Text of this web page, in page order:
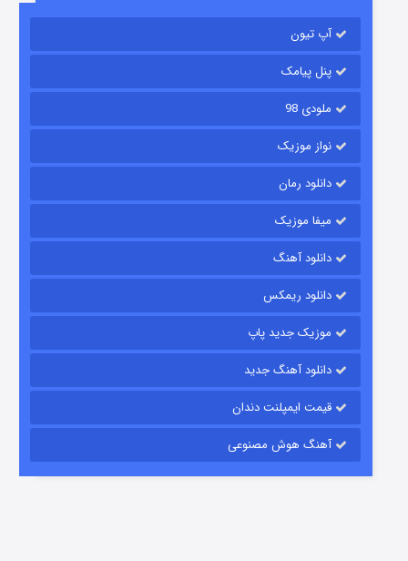
باب اسفنجی فصل ۱۷
قسمت6 (زیرنویس) منتشر شد
قسمت15 (دوبله) منتشر شد
آپ تیون
پنل پیامک
ملودی 98
نواز موزیک
دانلود رمان
میفا موزیک
دانلود آهنگ
دانلود ریمکس
موزیک جدید پاپ
دانلود آهنگ جدید
قیمت ایمپلنت دندان
آهنگ هوش مصنوعی